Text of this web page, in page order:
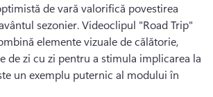
de vară valorifică povestirea
sezonier. Videoclipul "Road Trip"
elemente vizuale de călătorie,
de zi cu zi pentru a stimula implicarea la
un exemplu puternic al modului în